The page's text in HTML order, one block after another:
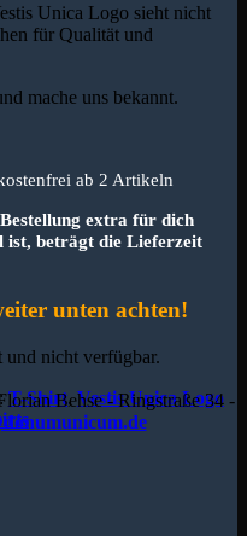
Unica Logo sieht nicht
für Qualität und
mache uns bekannt.
ab 2 Artikeln
extra für dich
beträgt die Lieferzeit
unten achten!
und nicht verfügbar.
T-Shirt,Vestis Unica Logo
Behse - Ringstraße 34 -